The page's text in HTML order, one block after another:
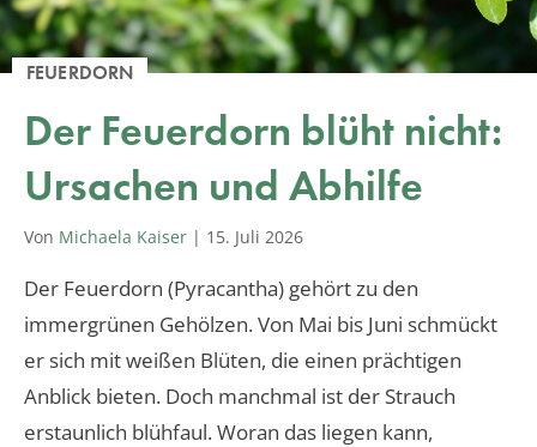
FEUERDORN
Der Feuerdorn blüht nicht:
Ursachen und Abhilfe
Von Michaela Kaiser | 15. Juli 2026
Der Feuerdorn (Pyracantha) gehört zu den
immergrünen Gehölzen. Von Mai bis Juni schmückt
er sich mit weißen Blüten, die einen prächtigen
Anblick bieten. Doch manchmal ist der Strauch
erstaunlich blühfaul. Woran das liegen kann,